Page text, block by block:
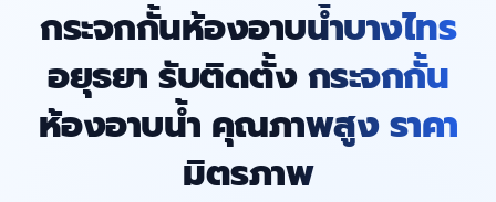
กระจกกั้นห้องอาบน้ำบางไทร
อยุธยา รับติดตั้ง กระจกกั้น
ห้องอาบน้ำ คุณภาพสูง ราคา
มิตรภาพ